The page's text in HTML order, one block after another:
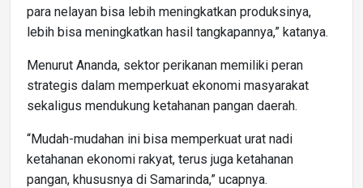
para nelayan bisa lebih meningkatkan produksinya,
lebih bisa meningkatkan hasil tangkapannya,” katanya.
Menurut Ananda, sektor perikanan memiliki peran
strategis dalam memperkuat ekonomi masyarakat
sekaligus mendukung ketahanan pangan daerah.
“Mudah-mudahan ini bisa memperkuat urat nadi
ketahanan ekonomi rakyat, terus juga ketahanan
pangan, khususnya di Samarinda,” ucapnya.